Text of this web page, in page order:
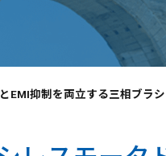
EMI抑制を両立する三相ブラ